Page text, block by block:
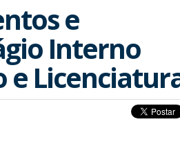
e
Interno
e